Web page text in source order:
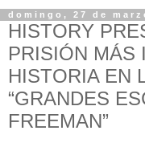
domingo, 27 de
HISTORY
PRISIÓN MÁS
HISTORIA EN
“GRANDES
FREEMAN”